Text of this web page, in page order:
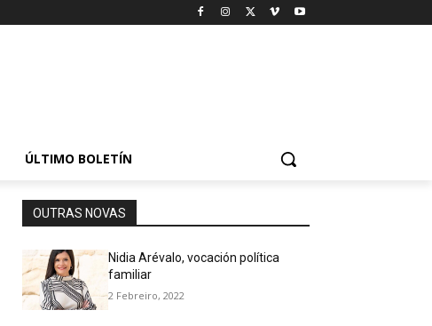
ÚLTIMO BOLETÍN
OUTRAS NOVAS
Nidia Arévalo, vocación política
familiar
2 Febreiro, 2022